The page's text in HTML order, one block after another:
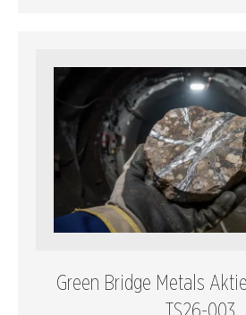
Green Bridge Metals